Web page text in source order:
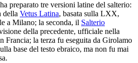
ha preparato tre versioni latine del salterio:
della Vetus Latina, basata sulla LXX,
a Milano; la seconda, il Salterio
della precedente, ufficiale nella
Francia; la terza fu eseguita da Girolamo
base del testo ebraico, ma non fu mai